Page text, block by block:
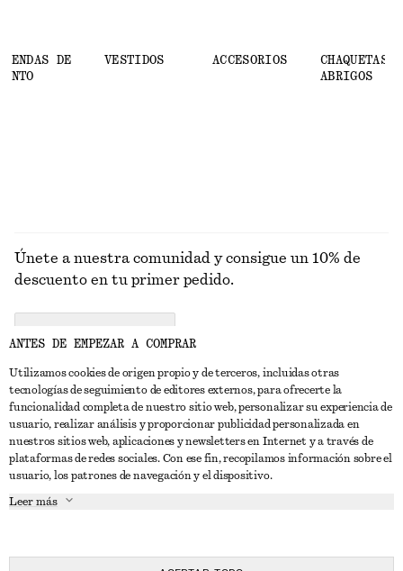
DE
VESTIDOS ACCESORIOS
CHAQUETAS Y
ABRIGOS
PONTE EN CONTACTO CON NOSOTROS
Contacta con nosotros
Localizador de tiendas
Filiales
Instagram
Pinterest
ATENCIÓN AL CLIENTE
Devolución y reembolso
ACERCA DE
Fase de creación
Únete a nuestra comunidad y consigue un 10% de
descuento en tu primer pedido.
ANTES DE EMPEZAR A COMPRAR
Utilizamos cookies de origen propio y de terceros, incluidas otras
tecnologías de seguimiento de editores externos, para ofrecerte la
funcionalidad completa de nuestro sitio web, personalizar su experiencia de
usuario, realizar análisis y proporcionar publicidad personalizada en
nuestros sitios web, aplicaciones y newsletters en Internet y a través de
plataformas de redes sociales. Con ese fin, recopilamos información sobre el
usuario, los patrones de navegación y el dispositivo.
Leer más